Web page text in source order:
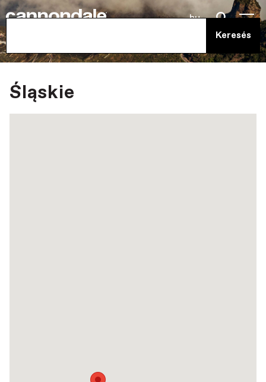
hu
Śląskie